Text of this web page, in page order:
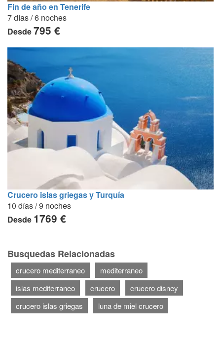
Fin de año en Tenerife
7 días / 6 noches
Desde795 €
Crucero islas griegas y Turquía
10 días / 9 noches
Desde 1769 €
Busquedas Relacionadas
crucero mediterraneo
mediterraneo
islas mediterraneo
crucero
crucero disney
crucero islas griegas
luna de miel crucero